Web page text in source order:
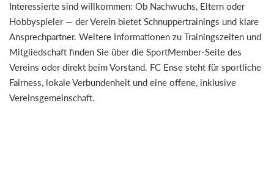
Interessierte sind willkommen: Ob Nachwuchs, Eltern oder
Hobbyspieler — der Verein bietet Schnuppertrainings und klare
Ansprechpartner. Weitere Informationen zu Trainingszeiten und
Mitgliedschaft finden Sie über die SportMember-Seite des
Vereins oder direkt beim Vorstand. FC Ense steht für sportliche
Fairness, lokale Verbundenheit und eine offene, inklusive
Vereinsgemeinschaft.